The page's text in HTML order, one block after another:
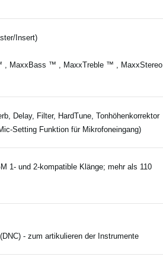
Insert)
, MaxxBass ™ , MaxxTreble ™ , MaxxStereo
Delay, Filter, HardTune, Tonhöhenkorrektor
Setting Funktion für Mikrofoneingang)
1- und 2-kompatible Klänge; mehr als 110
- zum artikulieren der Instrumente